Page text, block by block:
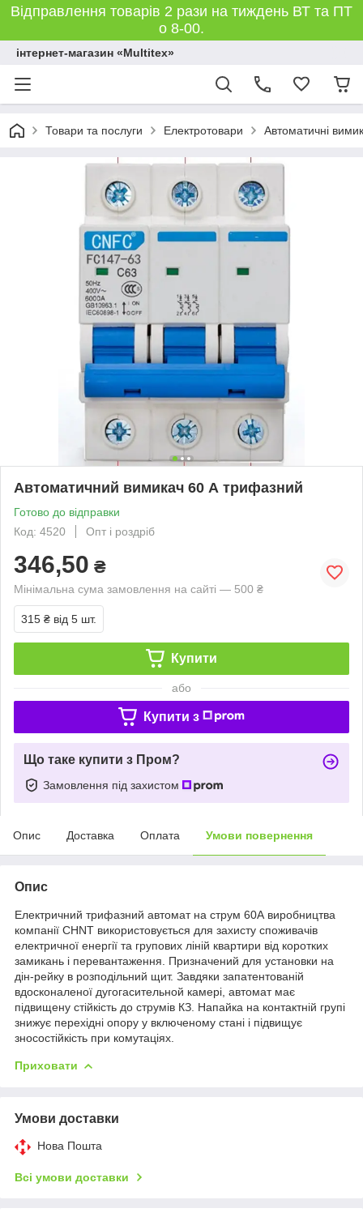
Відправлення товарів 2 рази на тиждень ВТ та ПТ
о 8-00.
інтернет-магазин «Multitex»
Товари та послуги Електротовари Автоматичні
Автоматичний вимикач 60 А трифазний
Готово до відправки
Код: 4520
Опт і роздріб
346,50 ₴
Мінімальна сума замовлення на сайті — 500 ₴
315 ₴ від 5 шт.
Купити
або
Купити з
Що таке купити з Пром?
Замовлення під захистом
Опис Доставка Оплата Умови повернення
Опис
Електричний трифазний автомат на струм 60А виробництва
компанії CHNT використовується для захисту споживачів
електричної енергії та групових ліній квартири від коротких
замикань і перевантаження. Призначений для установки на
дін-рейку в розподільний щит. Завдяки запатентованій
вдосконаленої дугогасительной камері, автомат має
підвищену стійкість до струмів КЗ. Напайка на контактній групі
знижує перехідні опору у включеному стані і підвищує
зносостійкість при комутаціях.
Приховати
Умови доставки
Нова Пошта
Всі умови доставки